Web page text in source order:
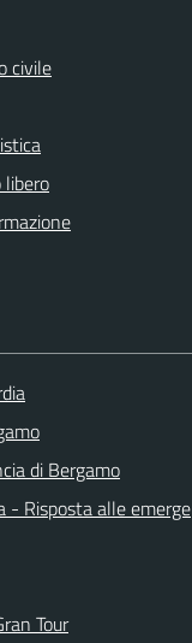
civile
libero
di Bergamo
- Risposta alle emerge
Tour